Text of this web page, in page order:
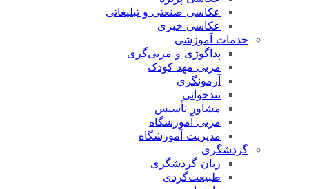
عکاسی صنعتی و تبلیغاتی
عکاسی خبری
خدمات آموزشی
پداگوژی و مربی‌گری
مربی مهد کودک
آزمونگری
تندخوانی
مشاور تأسیس
مربی آموزشگاه
مدیریت آموزشگاه
گردشگری
زبان گردشگری
طبیعت‌گردی